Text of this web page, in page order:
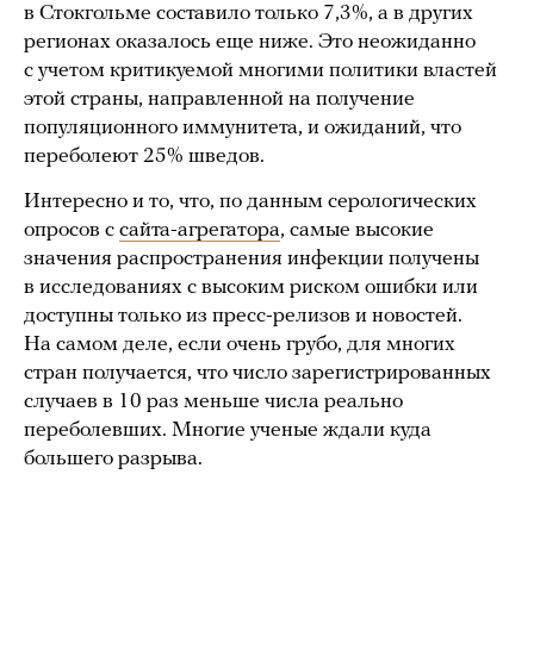
в Стокгольме составило только 7,3%, а в других
регионах оказалось еще ниже. Это неожиданно
с учетом критикуемой многими политики властей
этой страны, направленной на получение
популяционного иммунитета, и ожиданий, что
переболеют 25% шведов.
Интересно и то, что, по данным серологических
опросов с сайта-агрегатора, самые высокие
значения распространения инфекции получены
в исследованиях с высоким риском ошибки или
доступны только из пресс-релизов и новостей.
На самом деле, если очень грубо, для многих
стран получается, что число зарегистрированных
случаев в 10 раз меньше числа реально
переболевших. Многие ученые ждали куда
большего разрыва.